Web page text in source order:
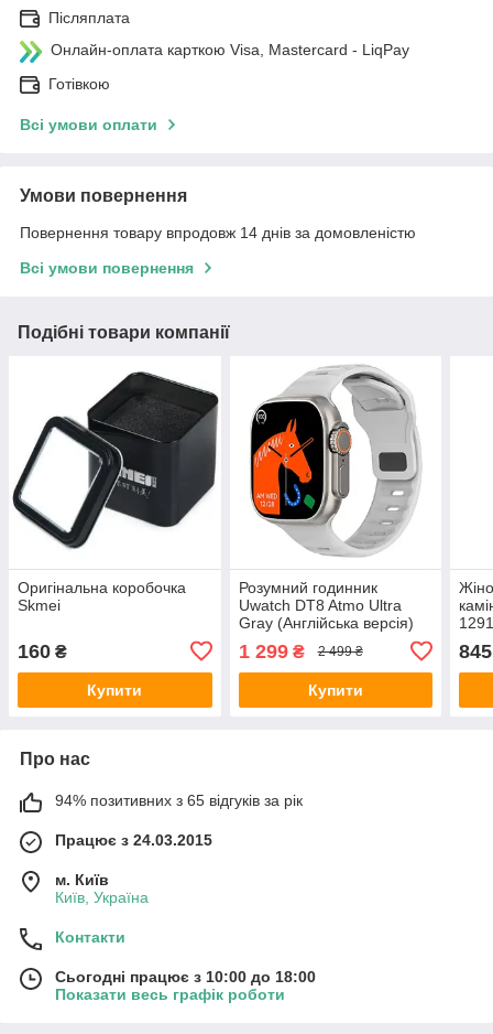
Післяплата
Онлайн-оплата карткою Visa, Mastercard - LiqPay
Готівкою
Всі умови оплати
Умови повернення
Повернення товару впродовж 14 днів за домовленістю
Всі умови повернення
Подібні товари компанії
Оригінальна коробочка
Skmei
160 ₴
Купити
Розумний годинник
Uwatch DT8 Atmo Ultra
Gray (Англійська версія)
1 299₴ 2 499 ₴
Купити
845
Про нас
94% позитивних з 65 відгуків за рік
Працює з 24.03.2015
м. Київ
Київ, Україна
Контакти
Сьогодні працює з 10:00 до 18:00
Показати весь графік роботи